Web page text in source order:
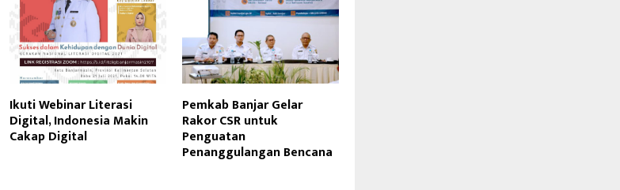
Ikuti Webinar Literasi
Digital, Indonesia Makin
Cakap Digital
Pemkab Banjar Gelar
Rakor CSR untuk
Penguatan
Penanggulangan Bencana